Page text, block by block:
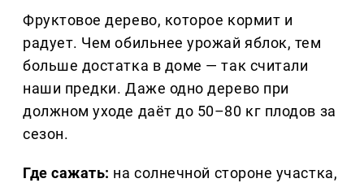
Фруктовое дерево, которое кормит и
радует. Чем обильнее урожай яблок, тем
больше достатка в доме — так считали
наши предки. Даже одно дерево при
должном уходе даёт до 50–80 кг плодов за
сезон.
Где сажать: на солнечной стороне участка,